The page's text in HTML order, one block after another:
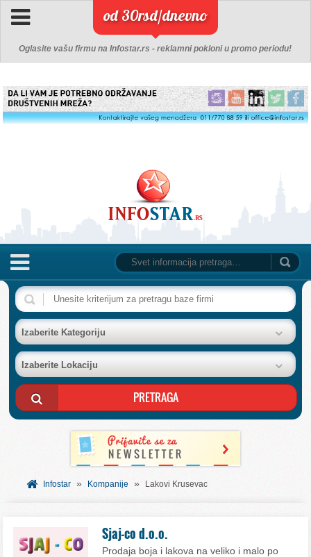
od 30rsd/dnevno
Oglasite vašu firmu na Infostar.rs - reklamni pokloni u promo periodu!
NASLOVNA
BAZA FIRMI
POSLOVNI OGLASI
AKCIJE I KATALOZI
BESPLATNI VAUČERI
SVET INFORMACIJA
Izaberite Kategoriju
Izaberite Lokaciju
Infostar » Kompanije » Lakovi Krusevac
Sjaj-co d.o.o.
Prodaja boja i lakova na veliko i malo po